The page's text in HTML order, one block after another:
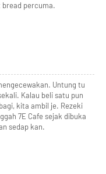
percuma.
Untung tu
Kalau beli satu pun
kita ambil je. Rezeki
7E Cafe sejak dibuka
sedap kan.